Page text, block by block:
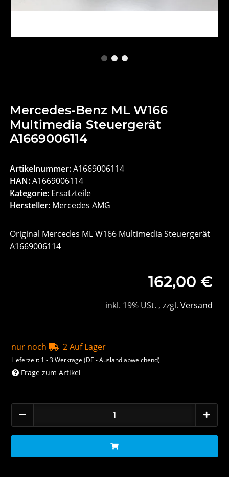
Mercedes-Benz ML W166
Multimedia Steuergerät
A1669006114
Artikelnummer:A1669006114
HAN:A1669006114
Kategorie: Ersatzteile
Hersteller: Mercedes AMG
Original Mercedes ML W166 Multimedia Steuergerät
A1669006114
162,00 €
inkl. 19% USt. , zzgl. Versand
nur noch 2 Auf Lager
Lieferzeit: 1 - 3 Werktage(DE - Ausland abweichend)
Frage zum Artikel